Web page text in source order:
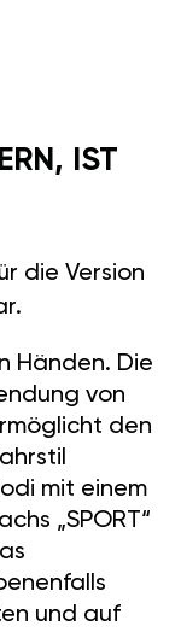
IST
die Version
Händen. Die
von
den
mit einem
„SPORT“
und auf